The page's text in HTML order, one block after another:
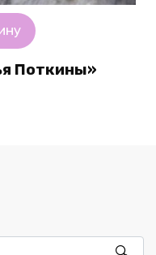
Поткины»